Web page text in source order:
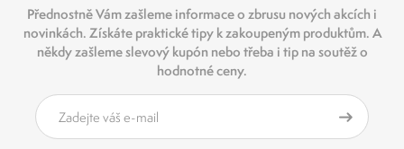
Přednostně Vám zašleme informace o zbrusu nových akcích i
novinkách. Získáte praktické tipy k zakoupeným produktům. A
někdy zašleme slevový kupón nebo třeba i tip na soutěž o
hodnotné ceny.